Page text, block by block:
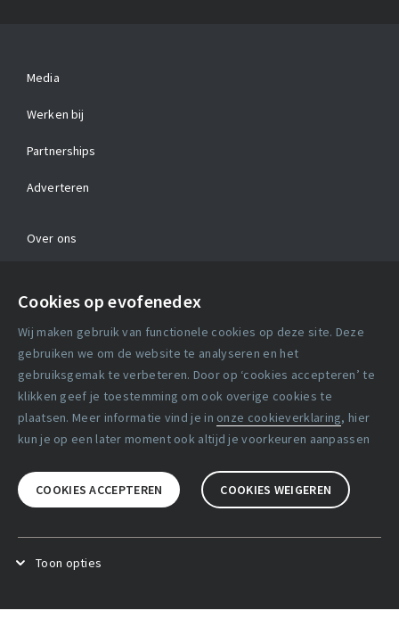
Cookies op evofenedex
Wij maken gebruik van functionele cookies op deze site. Deze
gebruiken we om de website te analyseren en het
gebruiksgemak te verbeteren. Door op ‘cookies accepteren’ te
klikken geef je toestemming om ook overige cookies te
plaatsen. Meer informatie vind je in onze cookieverklaring, hier
kun je op een later moment ook altijd je voorkeuren aanpassen
COOKIES ACCEPTEREN COOKIES WEIGEREN
Toon opties
Media
Werken bij
Partnerships
Adverteren
Over ons
Algemene voorwaarden
Cookie verklaring
Copyright statement
Lidmaatschapsvoorwaarden
Disclaimer
Privacy verklaring